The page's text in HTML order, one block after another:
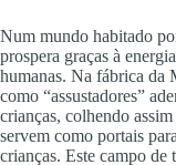
Num mundo habitado
prospera graças à
humanas. Na fábrica da
como “assustadores”
crianças, colhendo
servem como portais
crianças. Este campo de